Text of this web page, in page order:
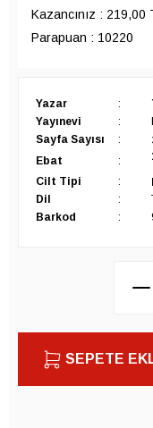
Kazancınız : 219,00
Parapuan : 10220
Yazar :
Yayınevi
:
Sayfa Sayısı
:
Ebat :
Cilt Tipi :
Dil :
Barkod
:
SEPETE